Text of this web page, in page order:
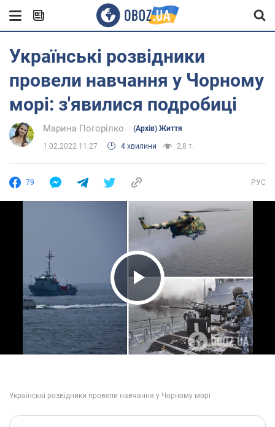
Українські розвідники
провели навчання у Чорному
морі: з'явилися подробиці
Марина Погорілко (Архів) Життя
1.02.2022 11:27 4 хвилини 2,8 т.
79 РУС
Play Video